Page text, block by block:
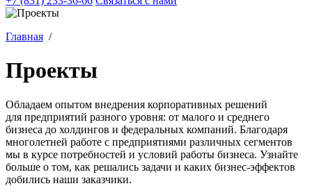
Главная /
Проекты
Обладаем опытом внедрения корпоративных решений
для предприятий разного уровня: от малого и среднего
бизнеса до холдингов и федеральных компаний. Благодаря
многолетней работе с предприятиями различных сегментов
мы в курсе потребностей и условий работы бизнеса. Узнайте
больше о том, как решались задачи и каких бизнес-эффектов
добились наши заказчики.